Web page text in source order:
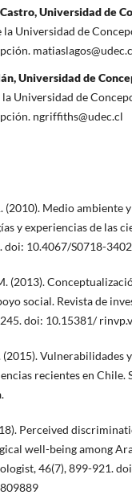
Universidad de
la Universidad de
Universidad de
la Universidad de
ngriffiths@udec.cl
(2010). Medio ambiente
y experiencias de las
doi: 10.4067/S0718-
(2013).
social. Revista de
doi: 10.15381/
(2015). Vulnerabilidades
recientes en Chile.
Perceived
well-being among
46(7), 899-921.